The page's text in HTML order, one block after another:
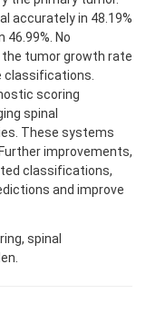
accurately in 48.19%
No
tumor growth rate
classifications.
scoring
spinal
These systems
improvements,
classifications,
and improve
spinal